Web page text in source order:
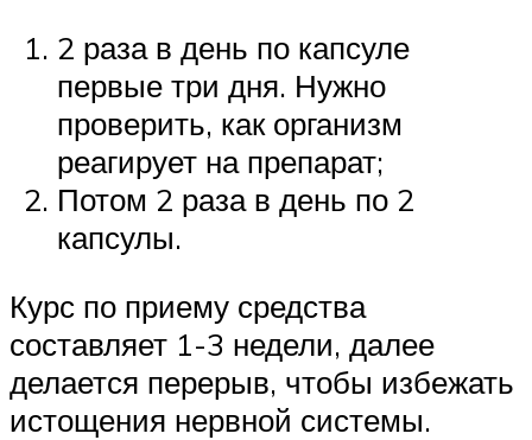
2 раза в день по капсуле
первые три дня. Нужно
проверить, как организм
реагирует на препарат;
Потом 2 раза в день по 2
капсулы.
Курс по приему средства
составляет 1-3 недели, далее
делается перерыв, чтобы избежать
истощения нервной системы.